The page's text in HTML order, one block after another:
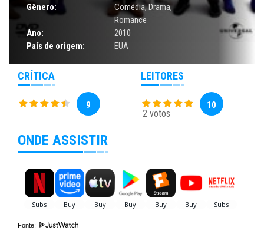
Gênero:
Comédia,Drama,
Romance
Ano:
2010
País de origem:
EUA
CRÍTICA
9
LEITORES
2 votos
10
ONDE ASSISTIR
Fonte: